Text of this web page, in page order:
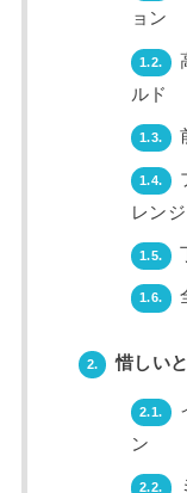
ョン
1.2.
ルド
1.3.
1.4.
レン
1.5.
1.6.
2. 惜しい
2.1.
ン
2.2.